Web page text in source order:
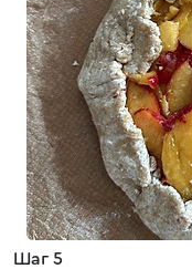
Шаг 5